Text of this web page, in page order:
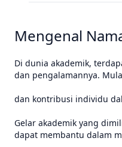
Mengenal
Di dunia akademik,
dan pengalamannya.
dan kontribusi individu
Gelar akademik yang
dapat membantu dalam